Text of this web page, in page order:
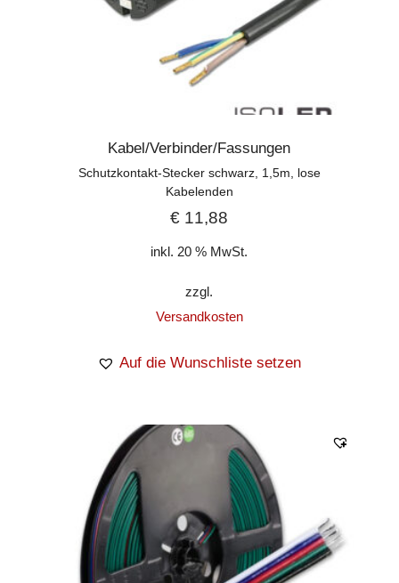
Kabel/Verbinder/Fassungen
Schutzkontakt-Stecker schwarz, 1,5m, lose
Kabelenden
€ 11,88
inkl. 20 % MwSt.
zzgl.
Versandkosten
Auf die Wunschliste setzen